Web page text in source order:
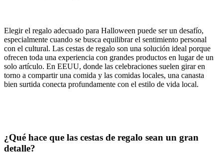
Elegir el regalo adecuado para Halloween puede ser un desafío,
especialmente cuando se busca equilibrar el sentimiento personal
con el cultural. Las cestas de regalo son una solución ideal porque
ofrecen toda una experiencia con grandes productos en lugar de un
solo artículo. En EEUU, donde las celebraciones suelen girar en
torno a compartir una comida y las comidas locales, una canasta
bien surtida conecta profundamente con el estilo de vida local.
¿Qué hace que las cestas de regalo sean un gran
detalle?